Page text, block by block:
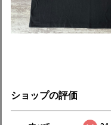
ショップの評価